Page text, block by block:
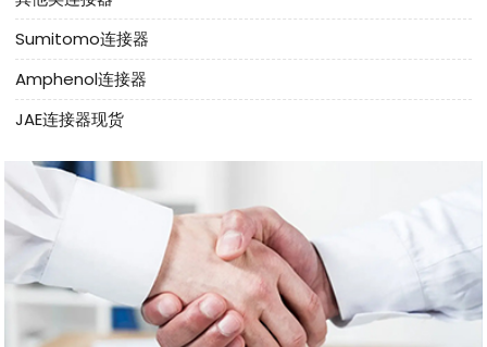
Sumitomo连接器
Amphenol连接器
JAE连接器现货